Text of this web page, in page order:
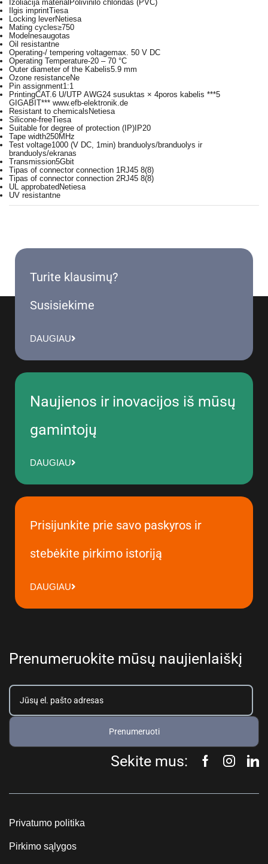
Izoliacija material Polivinilo chloridas (PVC)
Ilgis imprintTiesa
Locking leverNetiesa
Mating cycles≥750
Model nesaugotas
Oil resistantne
Operating-/ tempering voltagemax. 50 V DC
Operating Temperature-20 – 70 °C
Outer diameter of the Kabelis5.9 mm
Ozone resistanceNe
Pin assignment1:1
PrintingCAT.6 U/UTP AWG24 susuktas × 4poros kabelis ***5
GIGABIT*** www.efb-elektronik.de
Resistant to chemicals Netiesa
Silicone-freeTiesa
Suitable for degree of protection (IP) IP20
Tape width250MHz
Test voltage1000 (V DC, 1min) branduolys/branduolys ir
branduolys/ekranas
Transmission5Gbit
Tipas of connector connection 1 RJ45 8(8)
Tipas of connector connection 2RJ45 8(8)
UL approbated Netiesa
UV resistantne
Turite klausimų?
Susisiekime
DAUGIAU
Naujienos ir inovacijos iš mūsų
gamintojų
DAUGIAU
Prisijunkite prie savo paskyros ir
stebėkite pirkimo istoriją
DAUGIAU
Prenumeruokite mūsų naujienlaiškį
Prenumeruoti
Sekite mus:
Privatumo politika
Pirkimo sąlygos